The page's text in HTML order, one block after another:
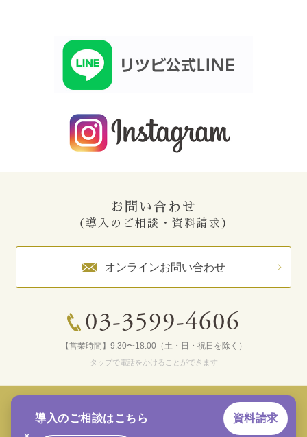
導入のご相談はこちら 資料請求
お問い合わせ
（導入のご相談・資料請求）
オンラインお問い合わせ
03-3599-4606
【営業時間】9:30〜18:00（土・日・祝日を除く）
タップで電話をかけることができます